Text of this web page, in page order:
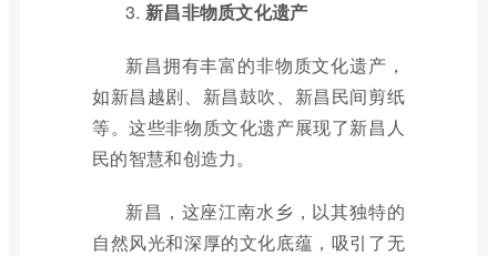
3. 新昌非物质文化遗产
新昌拥有丰富的非物质文化遗产，
如新昌越剧、新昌鼓吹、新昌民间剪纸
等。这些非物质文化遗产展现了新昌人
民的智慧和创造力。
新昌，这座江南水乡，以其独特的
自然风光和深厚的文化底蕴，吸引了无